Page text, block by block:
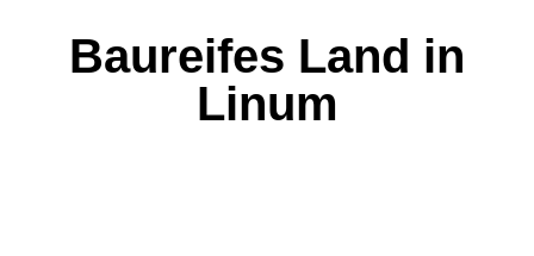
Baureifes Land in
Linum